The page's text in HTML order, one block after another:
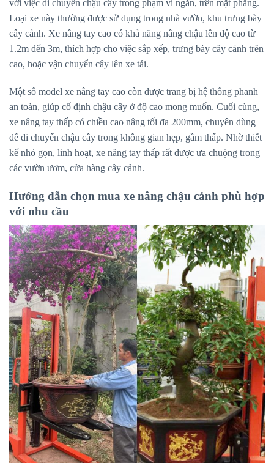
với việc di chuyển chậu cây trong phạm vi ngắn, trên mặt phẳng.
Loại xe này thường được sử dụng trong nhà vườn, khu trưng bày
cây cảnh. Xe nâng tay cao có khả năng nâng chậu lên độ cao từ
1.2m đến 3m, thích hợp cho việc sắp xếp, trưng bày cây cảnh trên
cao, hoặc vận chuyển cây lên xe tải.
Một số model xe nâng tay cao còn được trang bị hệ thống phanh
an toàn, giúp cố định chậu cây ở độ cao mong muốn. Cuối cùng,
xe nâng tay thấp có chiều cao nâng tối đa 200mm, chuyên dùng
để di chuyển chậu cây trong không gian hẹp, gầm thấp. Nhờ thiết
kế nhỏ gọn, linh hoạt, xe nâng tay thấp rất được ưa chuộng trong
các vườn ươm, cửa hàng cây cảnh.
Hướng dẫn chọn mua xe nâng chậu cảnh phù hợp
với nhu cầu